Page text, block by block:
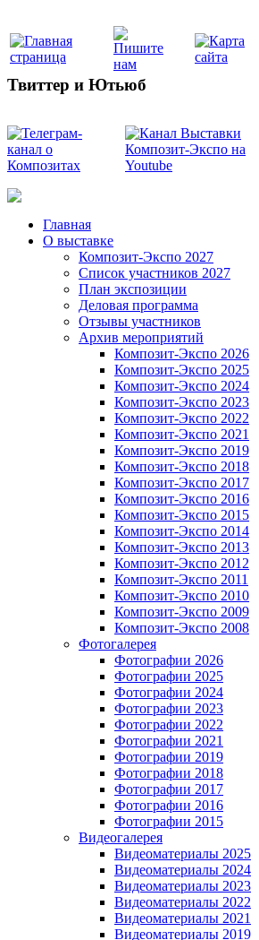
Твиттер и Ютьюб
Главная
О выставке
Композит-Экспо 2027
Список участников 2027
План экспозиции
Деловая программа
Отзывы участников
Архив мероприятий
Композит-Экспо 2026
Композит-Экспо 2025
Композит-Экспо 2024
Композит-Экспо 2023
Композит-Экспо 2022
Композит-Экспо 2021
Композит-Экспо 2019
Композит-Экспо 2018
Композит-Экспо 2017
Композит-Экспо 2016
Композит-Экспо 2015
Композит-Экспо 2014
Композит-Экспо 2013
Композит-Экспо 2012
Композит-Экспо 2011
Композит-Экспо 2010
Композит-Экспо 2009
Композит-Экспо 2008
Фотогалерея
Фотографии 2026
Фотографии 2025
Фотографии 2024
Фотографии 2023
Фотографии 2022
Фотографии 2021
Фотографии 2019
Фотографии 2018
Фотографии 2017
Фотографии 2016
Фотографии 2015
Видеогалерея
Видеоматериалы 2025
Видеоматериалы 2024
Видеоматериалы 2023
Видеоматериалы 2022
Видеоматериалы 2021
Видеоматериалы 2019